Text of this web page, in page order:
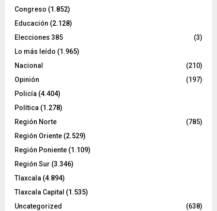
Congreso (1.852)
Educación (2.128)
Elecciones 385
(3)
Lo más leído (1.965)
Nacional
(210)
Opinión
(197)
Policía (4.404)
Política (1.278)
Región Norte
(785)
Región Oriente (2.529)
Región Poniente (1.109)
Región Sur (3.346)
Tlaxcala (4.894)
Tlaxcala Capital (1.535)
Uncategorized
(638)